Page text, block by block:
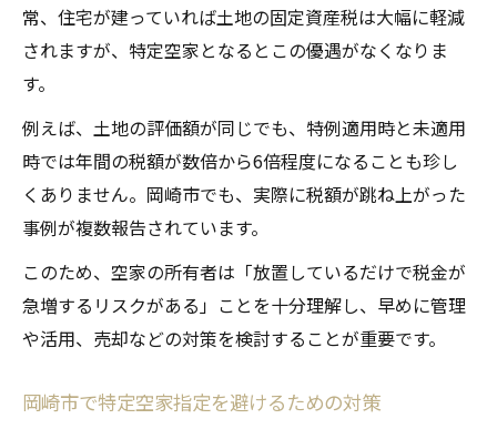
常、住宅が建っていれば土地の固定資産税は大幅に軽減
されますが、特定空家となるとこの優遇がなくなりま
す。
例えば、土地の評価額が同じでも、特例適用時と未適用
時では年間の税額が数倍から6倍程度になることも珍し
くありません。岡崎市でも、実際に税額が跳ね上がった
事例が複数報告されています。
このため、空家の所有者は「放置しているだけで税金が
急増するリスクがある」ことを十分理解し、早めに管理
や活用、売却などの対策を検討することが重要です。
岡崎市で特定空家指定を避けるための対策